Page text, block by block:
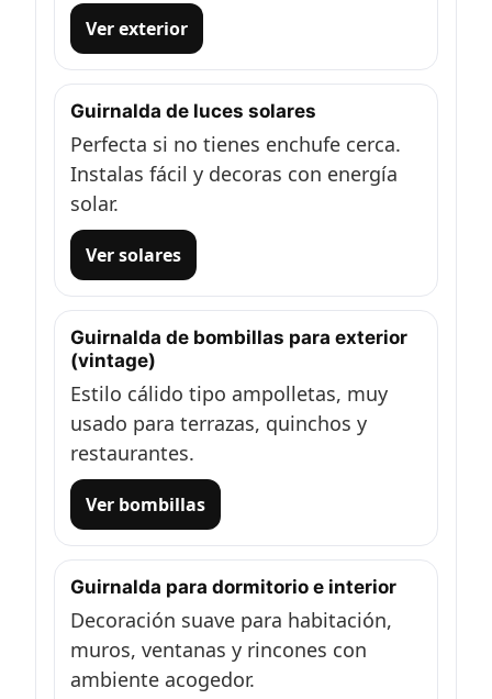
Ver exterior
Guirnalda de luces solares
Perfecta si no tienes enchufe cerca.
Instalas fácil y decoras con energía
solar.
Ver solares
Guirnalda de bombillas para exterior
(vintage)
Estilo cálido tipo ampolletas, muy
usado para terrazas, quinchos y
restaurantes.
Ver bombillas
Guirnalda para dormitorio e interior
Decoración suave para habitación,
muros, ventanas y rincones con
ambiente acogedor.